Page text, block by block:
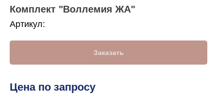
Комплект "Воллемия ЖА"
Артикул:
Заказать
Цена по запросу